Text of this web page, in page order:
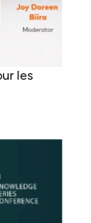
les